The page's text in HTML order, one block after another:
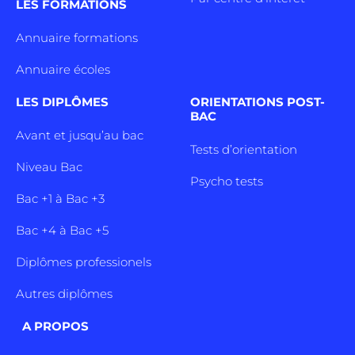
LES FORMATIONS
Annuaire formations
Annuaire écoles
LES DIPLÔMES
Avant et jusqu’au bac
Niveau Bac
Bac +1 à Bac +3
Bac +4 à Bac +5
Diplômes professionels
Autres diplômes
ORIENTATIONS POST-
BAC
Tests d’orientation
Psycho tests
A PROPOS